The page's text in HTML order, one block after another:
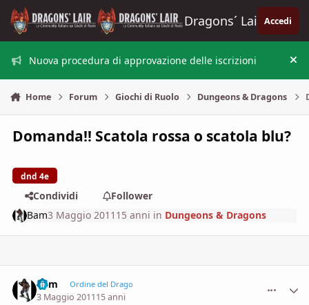
Vai al contenuto
Dragons´ Lair Accedi
Nuova procedura di approvazione delle iscrizioni
Home Forum Giochi di Ruolo Dungeons & Dragons
Domanda!! Scatola rossa o scatola blu?
dnd 4e
Condividi
Follower
Bam3 Maggio 2011 15 anni in Dungeons & Dragons
Bam Ordine del Drago
3 Maggio 201115 anni